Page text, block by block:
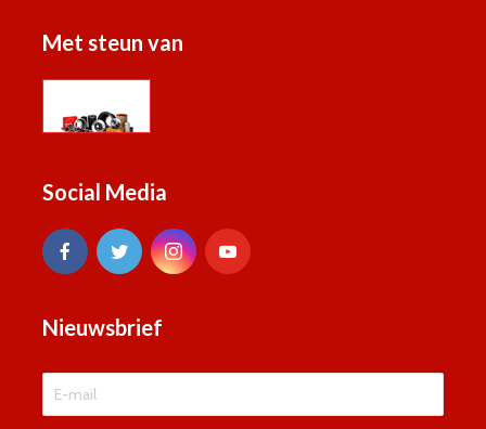
Met steun van
Social Media
Nieuwsbrief